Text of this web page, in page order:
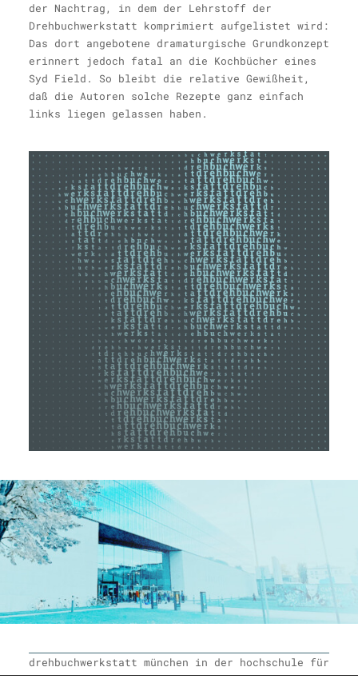
der Nachtrag, in dem der Lehr­stoff der
Drehbuchwerkstatt komprimiert aufgelistet wird:
Das dort angebotene dra­maturgische Grundkonzept
erinnert je­doch fatal an die Kochbücher eines
Syd Field. So bleibt die relative Gewißheit,
daß die Autoren solche Rezepte ganz einfach
links liegen gelassen haben.
drehbuchwerkstatt münchen in der hochschule für